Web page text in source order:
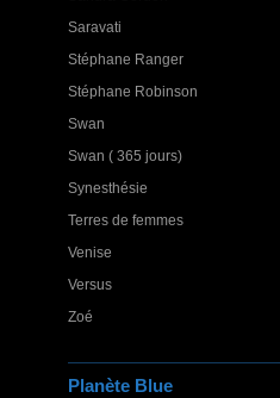
Saravati
Stéphane Ranger
Stéphane Robinson
Swan
Swan ( 365 jours)
Synesthésie
Terres de femmes
Venise
Versus
Zoé
Planète Blue